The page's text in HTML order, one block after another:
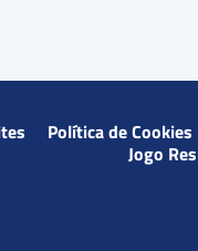
Política de Cookies
Jogo